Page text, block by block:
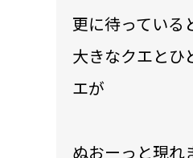
更に待っている
大きなクエとひ
エが
ぬおーっと現れ